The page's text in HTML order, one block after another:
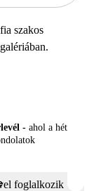
szakos
- ahol a hét
foglalkozik